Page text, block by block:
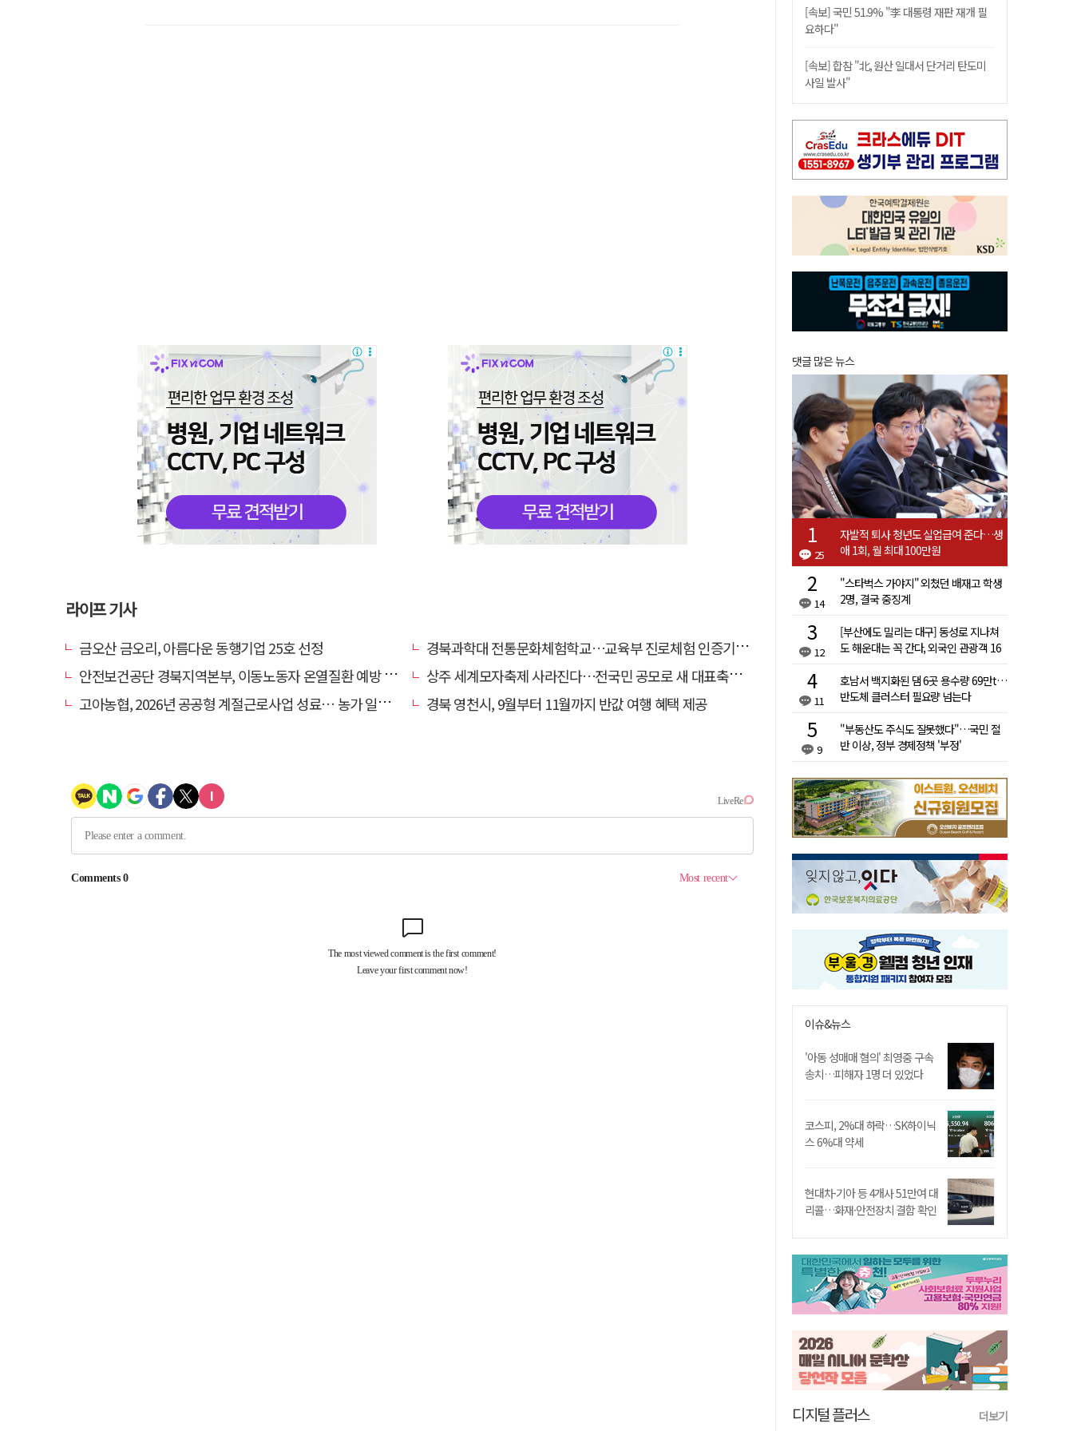
라이프 기사
금오산 금오리, 아름다운 동행기업 25호 선정
경북과학대 전통문화체험학교…교육부 진로체험 인증기관 선정
안전보건공단 경북지역본부, 이동노동자 온열질환 예방 캠페인
상주 세계모자축제 사라진다…전국민 공모로 새 대표축제 발굴 나서
고아농협, 2026년 공공형 계절근로사업 성료… 농가 일손 부족 해소 '효자'
경북 영천시, 9월부터 11월까지 반값 여행 혜택 제공
[속보] 국민 51.9% "李 대통령 재판 재개 필
요하다"
[속보] 합참 "北, 원산 일대서 단거리 탄도미
사일 발사"
댓글 많은 뉴스
25
자발적 퇴사 청년도 실업급여 준다…생
애 1회, 월 최대 100만원
14
"스타벅스 가야지" 외쳤던 배재고 학생
2명, 결국 중징계
12
[부산에도 밀리는 대구] 동성로 지나쳐
도 해운대는 꼭 간다, 외국인 관광객 16
11
호남서 백지화된 댐 6곳 용수량 69만t…
반도체 클러스터 필요량 넘는다
9
"부동산도 주식도 잘못했다"…국민 절
반 이상, 정부 경제정책 '부정'
이슈&뉴스
'아동 성매매 혐의' 최영중 구속
송치…피해자 1명 더 있었다
코스피, 2%대 하락…SK하이닉
스 6%대 약세
현대차·기아 등 4개사 51만여 대
리콜…화재·안전장치 결함 확인
디지털 플러스 더보기